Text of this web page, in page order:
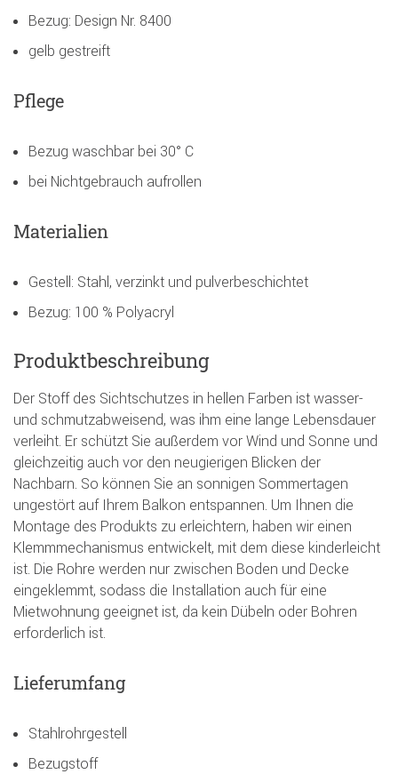
Bezug: Design Nr. 8400
gelb gestreift
Pflege
Bezug waschbar bei 30° C
bei Nichtgebrauch aufrollen
Materialien
Gestell: Stahl, verzinkt und pulverbeschichtet
Bezug: 100 % Polyacryl
Produktbeschreibung
Der Stoff des Sichtschutzes in hellen Farben ist wasser-
und schmutzabweisend, was ihm eine lange Lebensdauer
verleiht. Er schützt Sie außerdem vor Wind und Sonne und
gleichzeitig auch vor den neugierigen Blicken der
Nachbarn. So können Sie an sonnigen Sommertagen
ungestört auf Ihrem Balkon entspannen. Um Ihnen die
Montage des Produkts zu erleichtern, haben wir einen
Klemmmechanismus entwickelt, mit dem diese kinderleicht
ist. Die Rohre werden nur zwischen Boden und Decke
eingeklemmt, sodass die Installation auch für eine
Mietwohnung geeignet ist, da kein Dübeln oder Bohren
erforderlich ist.
Lieferumfang
Stahlrohrgestell
Bezugstoff